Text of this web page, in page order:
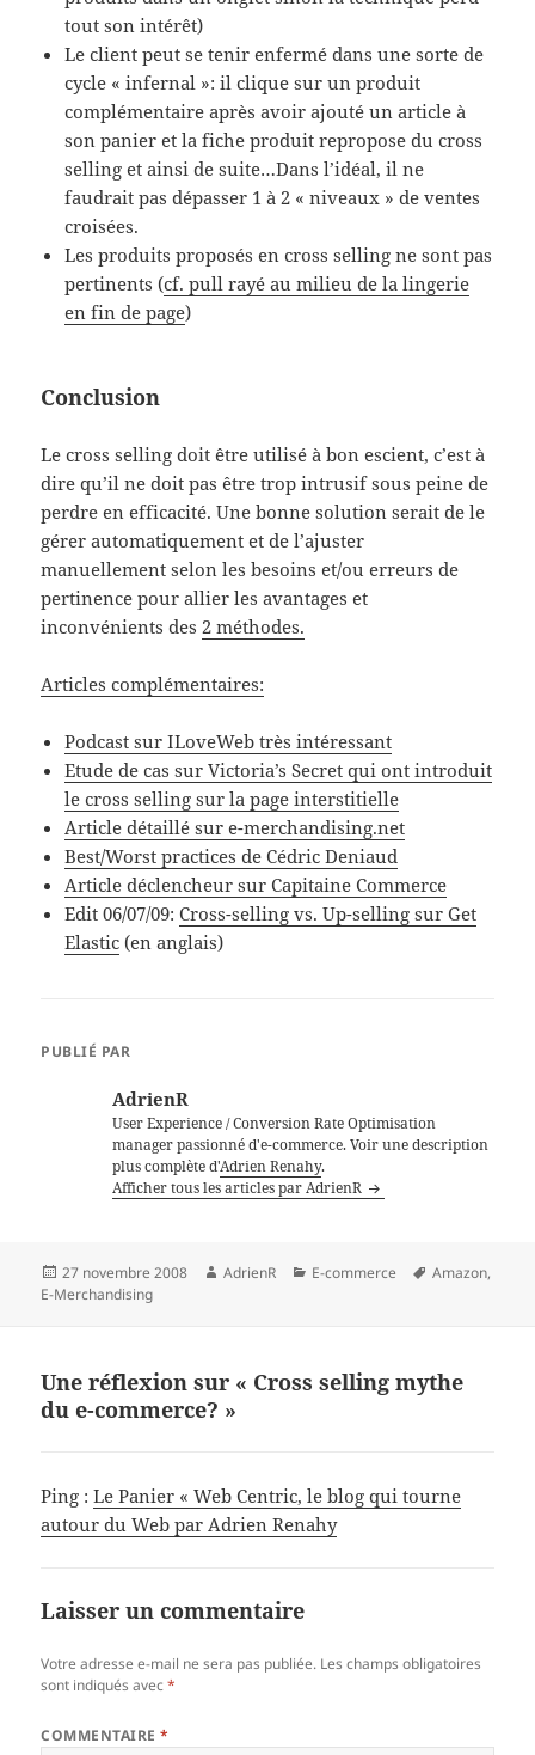
tout son intérêt)
Le client peut se tenir enfermé dans une sorte de
cycle « infernal »: il clique sur un produit
complémentaire après avoir ajouté un article à
son panier et la fiche produit repropose du cross
selling et ainsi de suite…Dans l’idéal, il ne
faudrait pas dépasser 1 à 2 « niveaux » de ventes
croisées.
Les produits proposés en cross selling ne sont pas
pertinents (cf. pull rayé au milieu de la lingerie
en fin de page)
Conclusion
Le cross selling doit être utilisé à bon escient, c’est à
dire qu’il ne doit pas être trop intrusif sous peine de
perdre en efficacité. Une bonne solution serait de le
gérer automatiquement et de l’ajuster
manuellement selon les besoins et/ou erreurs de
pertinence pour allier les avantages et
inconvénients des2 méthodes.
Articles complémentaires:
Podcast sur ILoveWeb très intéressant
Etude de cas sur Victoria’s Secret qui ont introduit
le cross selling sur la page interstitielle
Article détaillé sur e-merchandising.net
Best/Worst practices de Cédric Deniaud
Article déclencheur sur Capitaine Commerce
Edit 06/07/09:Cross-selling vs. Up-selling sur Get
Elastic (en anglais)
PUBLIÉ PAR
AdrienR
User Experience / Conversion Rate Optimisation
manager passionné d'e-commerce. Voir une description
plus complète d'Adrien Renahy.
Afficher tous les articles par AdrienR
Publié
le
27 novembre 2008 Auteur
AdrienR Catégories
E-commerce
Mots-
Amazon,
E-Merchandising
Une réflexion sur « Cross selling mythe
du e-commerce? »
Ping :Le Panier « Web Centric, le blog qui tourne
autour du Web par Adrien Renahy
Laisser un commentaire
Votre adresse e-mail ne sera pas publiée. Les champs obligatoires
sont indiqués avec*
COMMENTAIRE*